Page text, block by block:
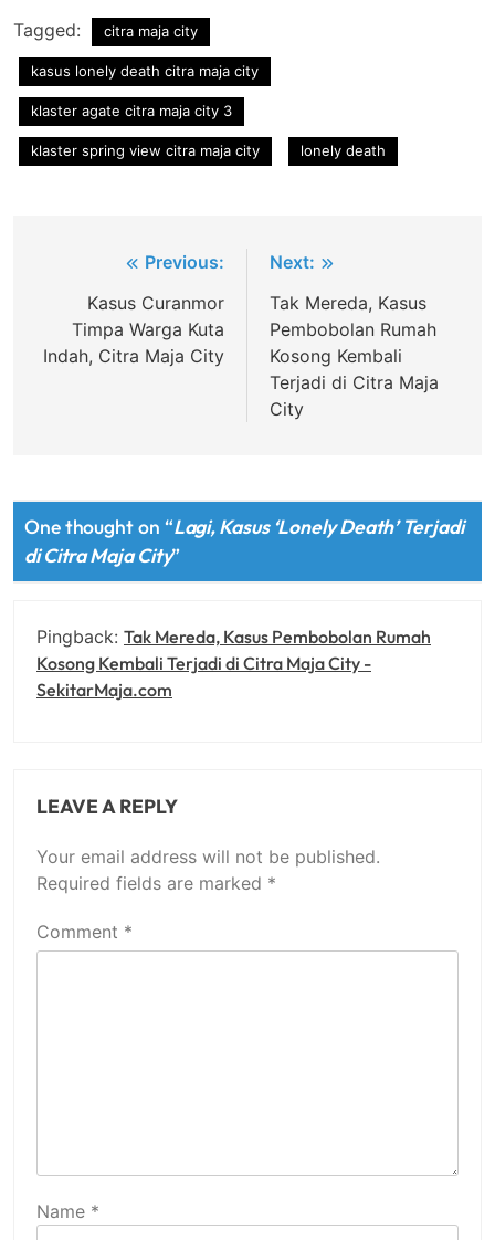
Tagged: citra maja city
kasus lonely death citra maja city
klaster agate citra maja city 3
klaster spring view citra maja city lonely death
navigation
Previous:
Kasus Curanmor
Timpa Warga Kuta
Indah, Citra Maja City
Next:
Tak Mereda, Kasus
Pembobolan Rumah
Kosong Kembali
Terjadi di Citra Maja
City
One thought on “Lagi, Kasus ‘Lonely Death’ Terjadi
di Citra Maja City”
Pingback: Tak Mereda, Kasus Pembobolan Rumah
Kosong Kembali Terjadi di Citra Maja City -
SekitarMaja.com
LEAVE A REPLY
Your email address will not be published.
Required fields are marked *
Comment *
Name *